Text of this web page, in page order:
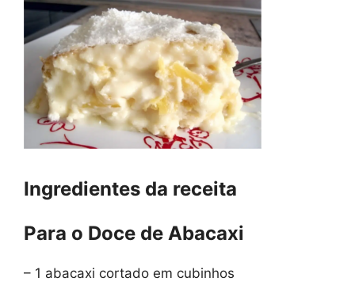
Ingredientes da receita
Para o Doce de Abacaxi
– 1 abacaxi cortado em cubinhos